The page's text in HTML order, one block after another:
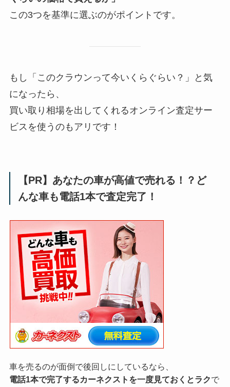
この3つを基準に選ぶのがポイントです。
もし「このクラウンって今いくらぐらい？」と気
になったら、
買い取り相場を出してくれるオンライン査定サー
ビスを使うのもアリです！
【PR】あなたの車が高値で売れる！？ど
んな車も電話1本で査定完了！
車を売るのが面倒で後回しにしているなら、
電話1本で完了するカーネクストを一度見ておくとラクで